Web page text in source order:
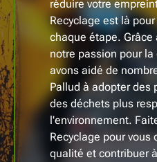
réduire votre
Recyclage est là
chaque étape.
notre passion pour
avons aidé de
Pallud à adopter des
des déchets plus
l'environnement.
Recyclage pour vous
qualité et contribuer